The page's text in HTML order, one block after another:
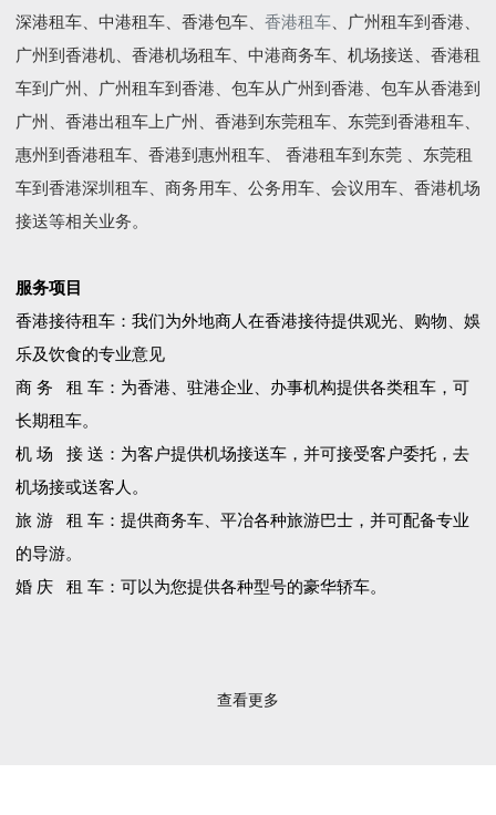
深港租车、中港租车、香港包车、 香港租车、广州租车到香港、
广州到香港机、香港机场租车、中港商务车、机场接送、香港租
车到广州、广州租车到香港、包车从广州到香港、包车从香港到
广州、香港出租车上广州、香港到东莞租车、东莞到香港租车、
惠州到香港租车、香港到惠州租车、 香港租车到东莞 、东莞租
车到香港深圳租车、商务用车、公务用车、会议用车、香港机场
接送等相关业务。
服务项目
香港接待租车：我们为外地商人在香港接待提供观光、购物、娛
乐及饮食的专业意见
商 务 租 车：为香港、驻港企业、办事机构提供各类租车，可
长期租车。
机 场 接 送：为客户提供机场接送车，并可接受客户委托，去
机场接或送客人。
旅 游 租 车：提供商务车、平冶各种旅游巴士，并可配备专业
的导游。
婚 庆 租 车：可以为您提供各种型号的豪华轿车。
查看更多